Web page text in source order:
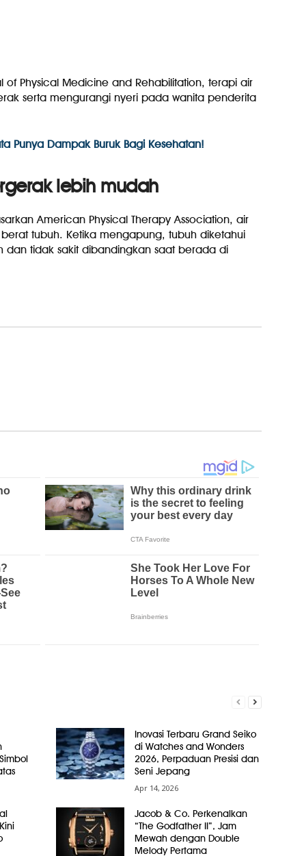
of Physical Medicine and Rehabilitation, terapi air
serta mengurangi nyeri pada wanita penderita
Punya Dampak Buruk Bagi Kesehatan!
lebih mudah
American Physical Therapy Association, air
tubuh. Ketika mengapung, tubuh diketahui
tidak sakit dibandingkan saat berada di
Inovasi Terbaru Grand Seiko
di Watches and Wonders
2026, Perpaduan Presisi dan
Seni Jepang
Apr 14, 2026
Jacob & Co. Perkenalkan
“The Godfather II”, Jam
Mewah dengan Double
Melody Pertama